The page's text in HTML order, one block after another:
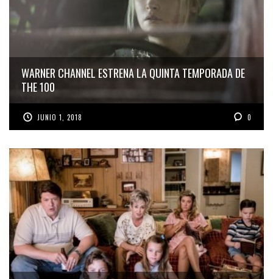
WARNER CHANNEL ESTRENA LA QUINTA TEMPORADA DE
THE 100
JUNIO 1, 2018 0